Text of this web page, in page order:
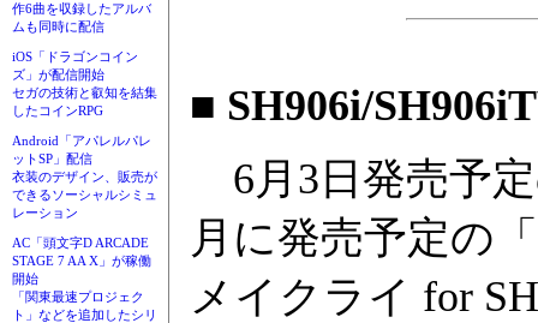
作6曲を収録したアルバ
ムも同時に配信
iOS「ドラゴンコイン
ズ」が配信開始
セガの技術と叡知を結集
したコインRPG
Android「アパレルパレ
ットSP」配信
衣装のデザイン、販売が
できるソーシャルシミュ
レーション
AC「頭文字D ARCADE
STAGE 7 AA X」が稼働
開始
「関東最速プロジェク
ト」などを追加したシリ
■ SH906i/
6月3日発売予
月に発売予定の
メイクライ for